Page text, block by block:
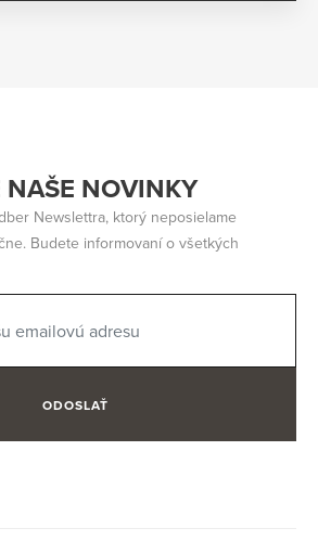
NAŠE NOVINKY
Newslettra, ktorý neposielame
Budete informovaní o všetkých
ODOSLAŤ